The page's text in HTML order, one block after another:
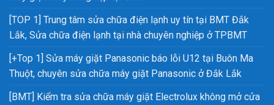
[TOP 1] Trung tâm sửa chữa điện lạnh uy tín tại BMT Đắk
Lắk, Sửa chữa điện lạnh tại nhà chuyên nghiệp ở TPBMT
[+Top 1] Sửa máy giặt Panasonic báo lỗi U12 tại Buôn Ma
Thuột, chuyên sửa chữa máy giặt Panasonic ở Đắk Lắk
[BMT] Kiểm tra sửa chữa máy giặt Electrolux không mở cửa